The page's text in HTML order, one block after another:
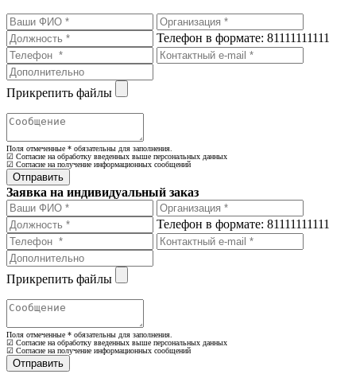
Телефон в формате: 81111111111
Прикрепить файлы
Поля отмеченные * обязательны для заполнения.
☑ Согласие на обработку введенных выше персональных данных
☑ Согласие на получение информационных сообщений
Заявка на индивидуальный заказ
Телефон в формате: 81111111111
Прикрепить файлы
Поля отмеченные * обязательны для заполнения.
☑ Согласие на обработку введенных выше персональных данных
☑ Согласие на получение информационных сообщений